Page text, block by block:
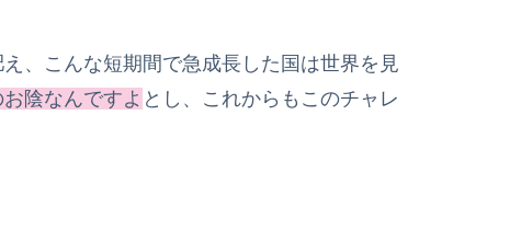
、こんな短期間で急成長した国は世界を見
陰なんですよ とし、これからもこのチャレ